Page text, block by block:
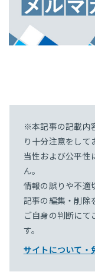
※本記事の記載内
り十分注意をし
当性および公平性
ん。
情報の誤りや不適
記事の編集・削除
ご自身の判断にて
す。
サイトについて・